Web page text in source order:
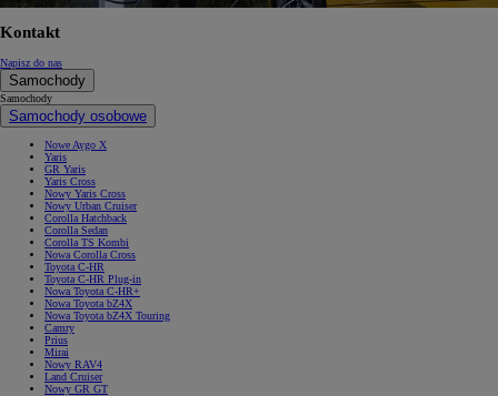
Kontakt
Napisz do nas
Samochody
Samochody
Samochody osobowe
Nowe Aygo X
Yaris
GR Yaris
Yaris Cross
Nowy Yaris Cross
Nowy Urban Cruiser
Corolla Hatchback
Corolla Sedan
Corolla TS Kombi
Nowa Corolla Cross
Toyota C-HR
Toyota C-HR Plug-in
Nowa Toyota C-HR+
Nowa Toyota bZ4X
Nowa Toyota bZ4X Touring
Camry
Prius
Mirai
Nowy RAV4
Land Cruiser
Nowy GR GT